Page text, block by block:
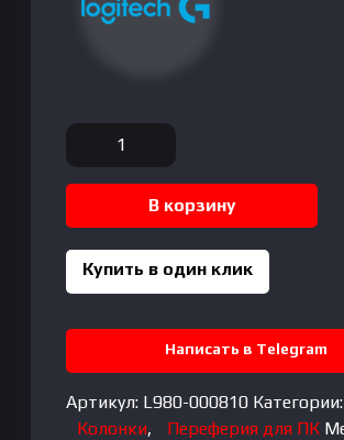
Количество
товара
LOGITECH
В корзину
Купить в один клик
Написать в Telegram
Артикул: L980-000810 Категории:
Колонки, Переферия для ПК